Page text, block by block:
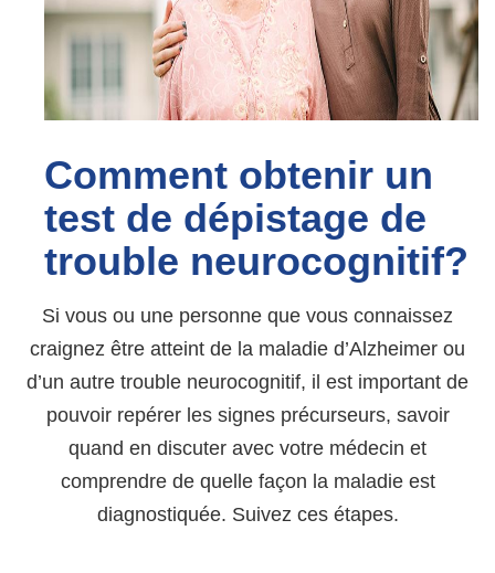
Comment obtenir un
test de dépistage de
trouble neurocognitif?
Si vous ou une personne que vous connaissez
craignez être atteint de la maladie d’Alzheimer ou
d’un autre trouble neurocognitif, il est important de
pouvoir repérer les signes précurseurs, savoir
quand en discuter avec votre médecin et
comprendre de quelle façon la maladie est
diagnostiquée. Suivez ces étapes.